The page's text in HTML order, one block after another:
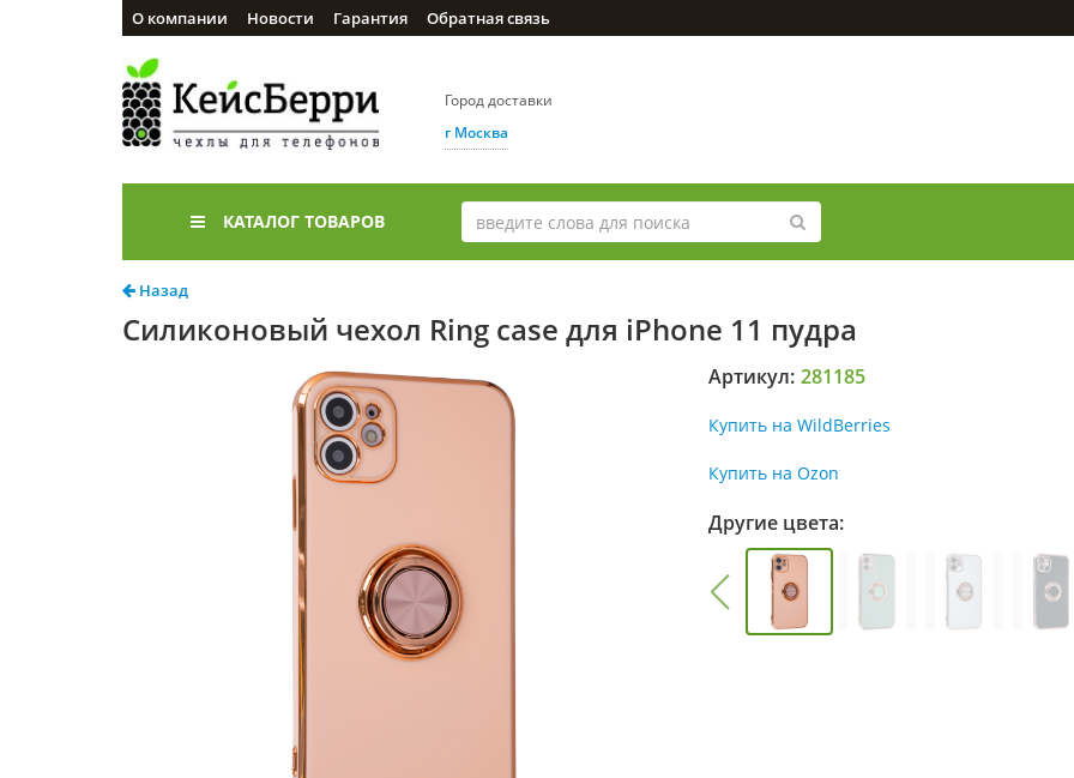
О компании Новости Гарантия Обратная связь
Город доставки
г Москва
КАТАЛОГ ТОВАРОВ
Назад
Силиконовый чехол Ring case для iPhone 11 пудра
Артикул: 281185
Купить на WildBerries
Купить на Ozon
Другие цвета: